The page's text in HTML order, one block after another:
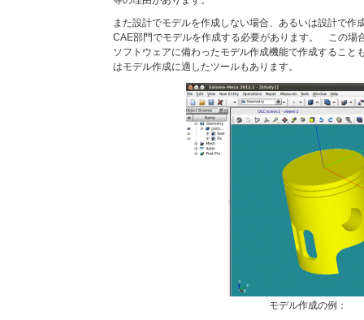
また設計でモデルを作成しない場合、あるいは設計で作
CAE部門でモデルを作成する必要があります。 この場
ソフトウェアに備わったモデル作成機能で作成すること
はモデル作成に適したツールもあります。
モデル作成の例：